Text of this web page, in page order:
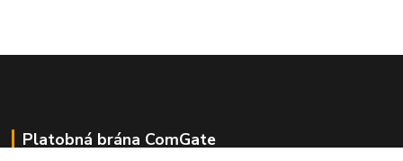
Platobná brána ComGate